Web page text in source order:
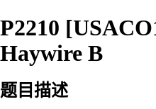
P2210
Haywire B
题目描述